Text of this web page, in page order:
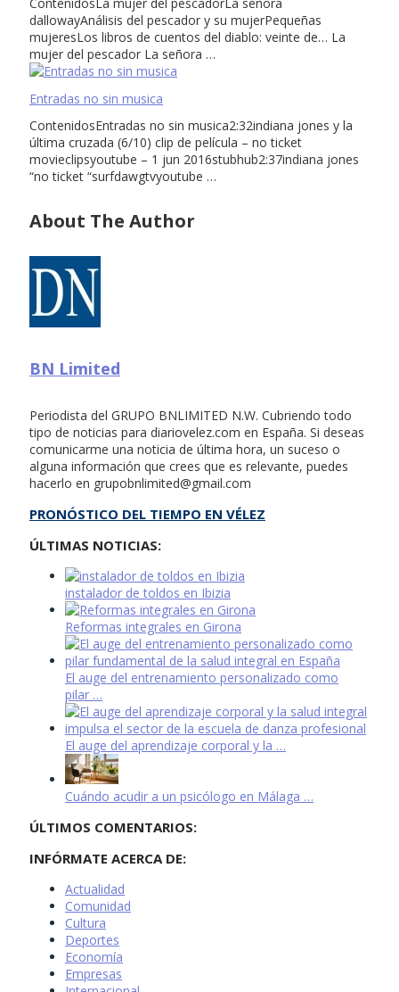
dallowayAnálisis del pescador y su mujerPequeñas
mujeresLos libros de cuentos del diablo: veinte de… La
mujer del pescador La señora …
Entradas no sin musica
ContenidosEntradas no sin musica2:32indiana jones y la
última cruzada (6/10) clip de película – no ticket
movieclipsyoutube – 1 jun 2016stubhub2:37indiana jones
“no ticket “surfdawgtvyoutube …
About The Author
BN Limited
Periodista del GRUPO BNLIMITED N.W. Cubriendo todo
tipo de noticias para diariovelez.com en España. Si deseas
comunicarme una noticia de última hora, un suceso o
alguna información que crees que es relevante, puedes
hacerlo en grupobnlimited@gmail.com
PRONÓSTICO DEL TIEMPO EN VÉLEZ
ÚLTIMAS NOTICIAS:
instalador de toldos en Ibizia
Reformas integrales en Girona
El auge del entrenamiento personalizado como
pilar …
El auge del aprendizaje corporal y la …
Cuándo acudir a un psicólogo en Málaga …
ÚLTIMOS COMENTARIOS:
INFÓRMATE ACERCA DE:
Actualidad
Comunidad
Cultura
Deportes
Economía
Empresas